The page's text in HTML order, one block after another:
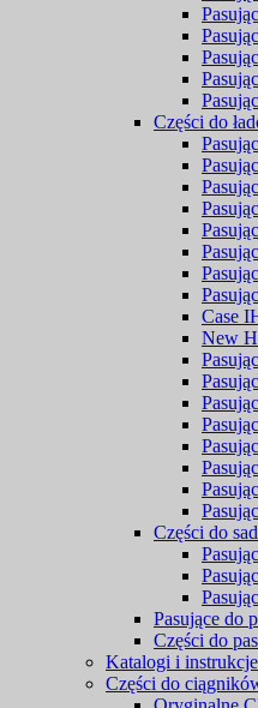
Części do
Case
New
Części do
Pasujące do
Części do
Katalogi i
Części do